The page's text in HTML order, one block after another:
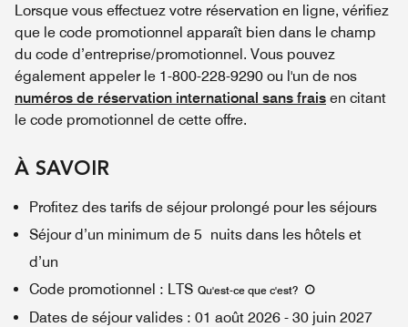
Lorsque vous effectuez votre réservation en ligne, vérifiez
que le code promotionnel apparaît bien dans le champ
du code d’entreprise/promotionnel. Vous pouvez
également appeler le 1-800-228-9290 ou l'un de nos
numéros de réservation international sans frais en citant
le code promotionnel de cette offre.
À SAVOIR
Profitez des tarifs de séjour prolongé pour les séjours
Séjour d’un minimum de 5 nuits dans les hôtels et
d’un
Code promotionnel : LTS Qu'est-ce que c'est?
Dates de séjour valides : 01 août 2026 - 30 juin 2027